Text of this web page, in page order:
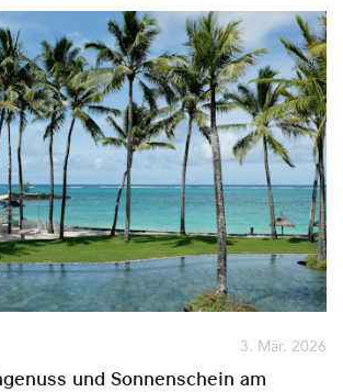
Palmen bewegen sich Hängematten leicht
Bänke und gemütliche Sitzgruppen sind
Von hier blickt man hinüber zu Le
für seine langen weißen Sandstrände
weiter bis zum Horizont, wo abends die
Meer versinkt. &hellip
3. Mär. 2026
und Sonnenschein am